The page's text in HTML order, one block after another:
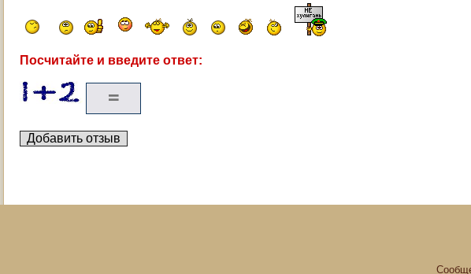
Посчитайте и введите ответ: